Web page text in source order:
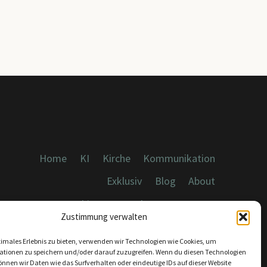
Zustimmung verwalten
Erlebnis zu bieten, verwenden wir Technologien wie Cookies, um
zu speichern und/oder darauf zuzugreifen. Wenn du diesen Technologien
wir Daten wie das Surfverhalten oder eindeutige IDs auf dieser Website
Home KI Kirche
Kommunikation
Exklusiv
Blog
About
Cookies, Datenschutz, Impressum